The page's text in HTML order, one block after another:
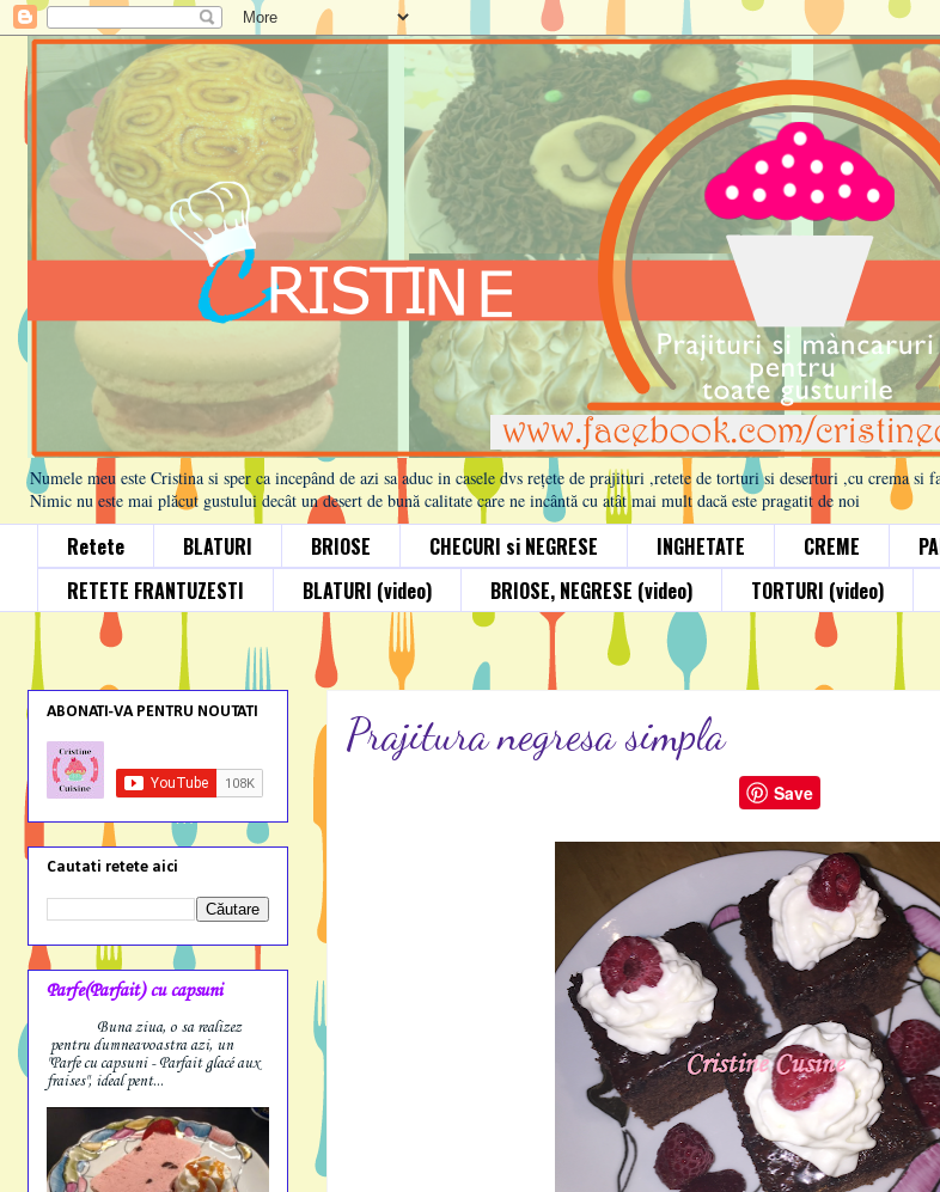
Numele meu este Cristina si sper ca incepând de azi sa aduc in casele dvs rețete de prajituri ,retete de torturi si deserturi ,cu crema
Nimic nu este mai plăcut gustului decât un desert de bună calitate care ne incântă cu atât mai mult dacă este pragatit de noi
Retete BLATURI BRIOSE CHECURI si NEGRESE INGHETATE CREME
RETETE FRANTUZESTI
BLATURI (video) BRIOSE, NEGRESE (video) TORTURI (video)
Prajitura negresa simpla
Save
ABONATI-VA PENTRU NOUTATI
Cautati retete aici
Parfe(Parfait) cu capsuni
Buna ziua, o sa realizez
pentru dumneavoastra azi, un
"Parfe cu capsuni - Parfait glacé aux
fraises", ideal pent...